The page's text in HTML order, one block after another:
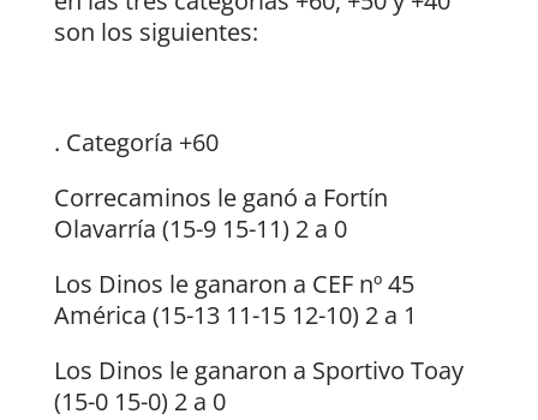
son los siguientes:
. Categoría +60
Correcaminos le ganó a Fortín
Olavarría (15-9 15-11) 2 a 0
Los Dinos le ganaron a CEF nº 45
América (15-13 11-15 12-10) 2 a 1
Los Dinos le ganaron a Sportivo Toay
(15-0 15-0) 2 a 0